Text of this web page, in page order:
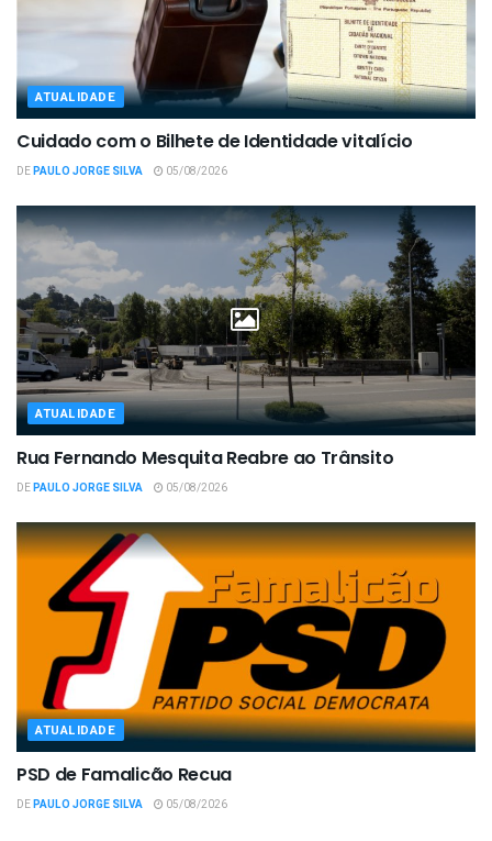
ATUALIDADE
Cuidado com o Bilhete de Identidade vitalício
DEPAULO JORGE SILVA 05/08/2026
ATUALIDADE
Rua Fernando Mesquita Reabre ao Trânsito
DEPAULO JORGE SILVA 05/08/2026
ATUALIDADE
PSD de Famalicão Recua
DEPAULO JORGE SILVA 05/08/2026